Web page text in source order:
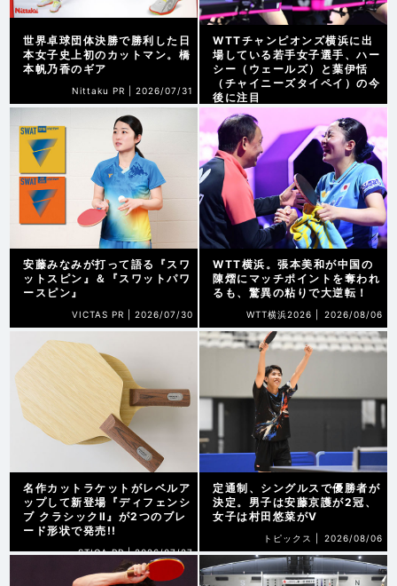
世界卓球団体決勝で勝利した日
本女子史上初のカットマン。橋
本帆乃香のギア
Nittaku PR | 2026/07/31
WTTチャンピオンズ横浜に出
場している若手女子選手、ハー
シー（ウェールズ）と葉伊恬
（チャイニーズタイペイ）の今
後に注目
WTT横浜2026 | 2026/08/07
安藤みなみが打って語る『スワ
ットスピン』＆『スワットパワ
ースピン』
VICTAS PR | 2026/07/30
WTT横浜。張本美和が中国の
陳熠にマッチポイントを奪われ
るも、驚異の粘りで大逆転！
WTT横浜2026 | 2026/08/06
名作カットラケットがレベルア
ップして新登場『ディフェンシ
ブ クラシックⅡ』が2つのブレ
ード形状で発売!!
STIGA PR |2026/07/27
定通制、シングルスで優勝者が
決定。男子は安藤京護が2冠、
女子は村田悠菜がV
トピックス | 2026/08/06